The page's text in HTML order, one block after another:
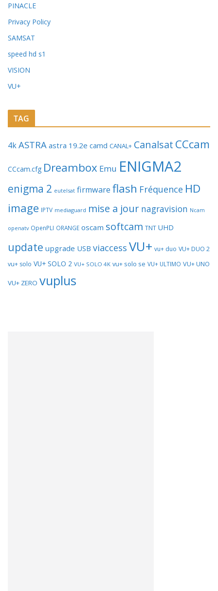
PINACLE
Privacy Policy
SAMSAT
speed hd s1
VISION
VU+
TAG
4kASTRA astra 19.2e camd CANAL+ Canalsat CCcam
CCcam.cfg Dreambox Emu ENIGMA2
enigma 2 eutelsat firmware flash Fréquence HD
image IPTV mediaguard mise a jour nagravision Ncam
openatv OpenPLI ORANGE oscam softcam TNT UHD
update upgrade USB viaccess VU+ vu+ duo VU+ DUO 2
vu+ solo VU+ SOLO 2 VU+ SOLO 4K vu+ solo se VU+ ULTIMO VU+ UNO
VU+ ZERO vuplus